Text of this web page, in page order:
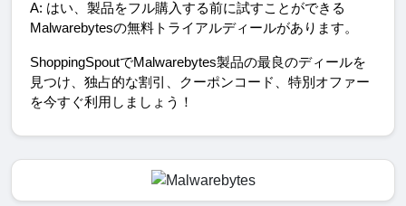
A: はい、製品をフル購入する前に試すことができる
Malwarebytesの無料トライアルディールがあります。
ShoppingSpoutでMalwarebytes製品の最良のディールを
見つけ、独占的な割引、クーポンコード、特別オファー
を今すぐ利用しましょう！